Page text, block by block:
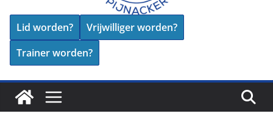
Lid worden?
Vrijwilliger worden?
Trainer worden?